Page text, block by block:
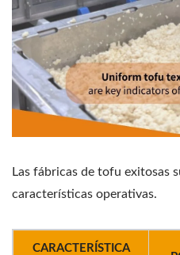
Las fábricas de tofu exitosas
características operativas.
CARACTERÍSTICA